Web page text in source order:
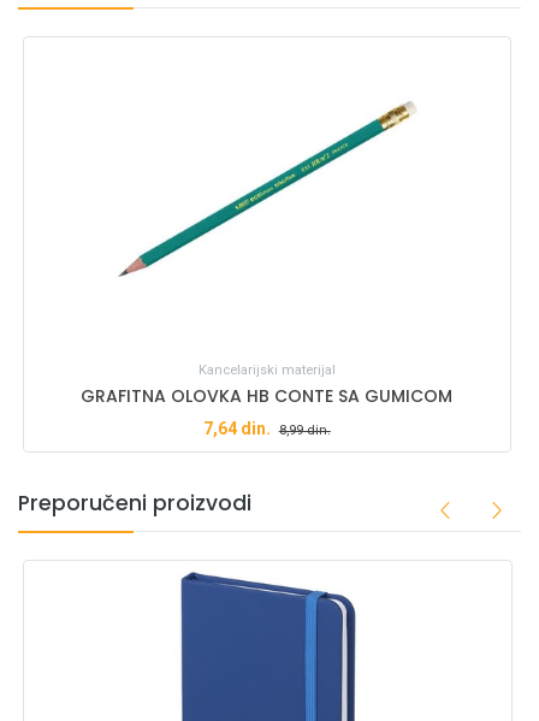
Kancelarijski materijal
GRAFITNA OLOVKA HB CONTE SA GUMICOM
7,64din. 8,99din.
Preporučeni proizvodi